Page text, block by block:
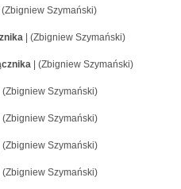
| (Zbigniew Szymański)
| (Zbigniew Szymański)
| (Zbigniew Szymański)
| (Zbigniew Szymański)
| (Zbigniew Szymański)
| (Zbigniew Szymański)
| (Zbigniew Szymański)